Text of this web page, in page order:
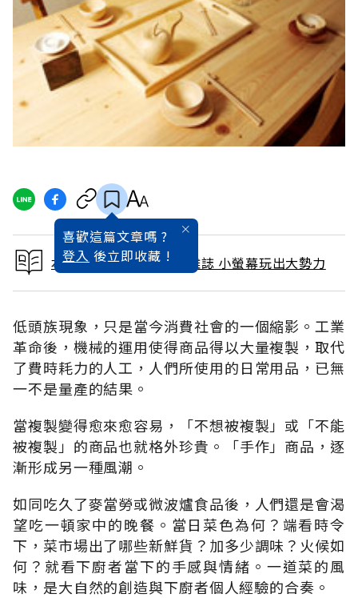
喜歡這篇文章嗎 ?
登入 後立即收藏 !
本文出自 2013 / 1月號雜誌 小螢幕玩出大勢力
低頭族現象，只是當今消費社會的一個縮影。工業
革命後，機械的運用使得商品得以大量複製，取代
了費時耗力的人工，人們所使用的日常用品，已無
一不是量產的結果。
當複製變得愈來愈容易，「不想被複製」或「不能
被複製」的商品也就格外珍貴。「手作」商品，逐
漸形成另一種風潮。
如同吃久了麥當勞或微波爐食品後，人們還是會渴
望吃一頓家中的晚餐。當日菜色為何？端看時令
下，菜市場出了哪些新鮮貨？加多少調味？火候如
何？就看下廚者當下的手感與情緒。一道菜的風
味，是大自然的創造與下廚者個人經驗的合奏。